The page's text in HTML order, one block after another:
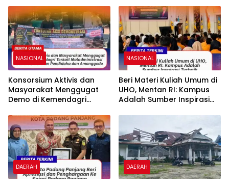
ST Nikel
NASIONAL
Konsorsium Aktivis dan
Masyarakat Menggugat
Demo di Kemendagri
Batas Kecamatan
Pondidaha dan
Amonggedo
NASIONAL
Beri Materi Kuliah Umum di
UHO, Mentan RI: Kampus
Adalah Sumber Inspirasi
DAERAH DAERAH